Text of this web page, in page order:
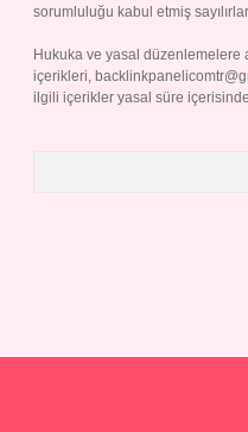
sorumluluğu kabul etmiş
Hukuka ve yasal düzenlemelere
içerikleri,
ilgili içerikler yasal süre içerisinde